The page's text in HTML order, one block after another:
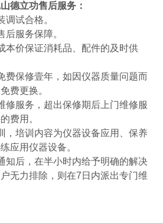
德立功售后服务：
调试合格。
后服务保障。
本价保证消耗品、配件的及时供
费保修壹年，如因仪器质量问题而
费更换。
修服务，超出保修期后上门维修服
费用。
，培训内容为仪器设备应用、保养
应用仪器设备。
知后，在半小时内给予明确的解决
无力排除，则在7日内派出专门维